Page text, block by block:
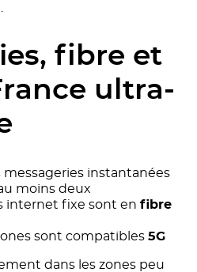
fibre et
ultra-
messageries instantanées
moins deux
internet fixe sont en fibre
sont compatibles 5G
dans les zones peu